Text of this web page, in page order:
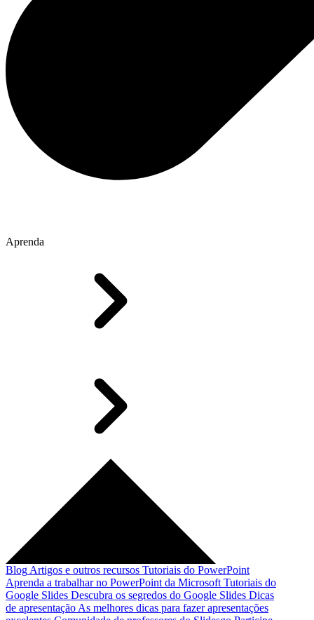
Aprenda
Blog Artigos e outros recursos Tutoriais do PowerPoint
Aprenda a trabalhar no PowerPoint da Microsoft Tutoriais do
Google Slides Descubra os segredos do Google Slides Dicas
de apresentação As melhores dicas para fazer apresentações